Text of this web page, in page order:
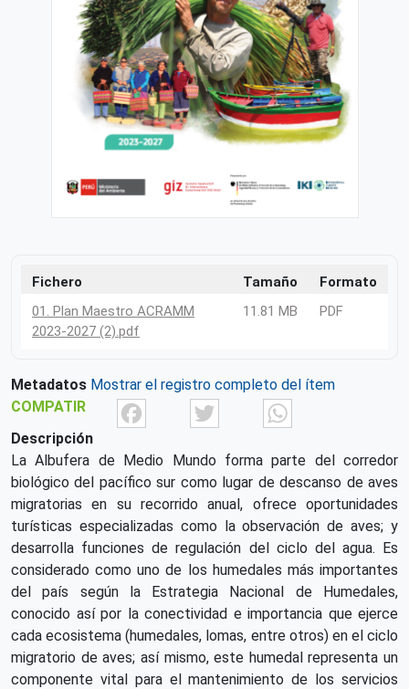
Fichero Tamaño
Formato
01. Plan Maestro ACRAMM
2023-2027 (2).pdf
11.81 MB PDF
Metadatos Mostrar el registro completo del ítem
COMPATIR
FacebookTwitter
Descripción
La Albufera de Medio Mundo forma parte del corredor
biológico del pacífico sur como lugar de descanso de aves
migratorias en su recorrido anual, ofrece oportunidades
turísticas especializadas como la observación de aves; y
desarrolla funciones de regulación del ciclo del agua. Es
considerado como uno de los humedales más importantes
del país según la Estrategia Nacional de Humedales,
conocido así por la conectividad e importancia que ejerce
cada ecosistema (humedales, lomas, entre otros) en el ciclo
migratorio de aves; así mismo, este humedal representa un
componente vital para el mantenimiento de los servicios